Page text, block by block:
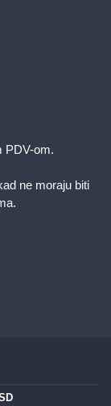
PDV-om.
ne moraju biti